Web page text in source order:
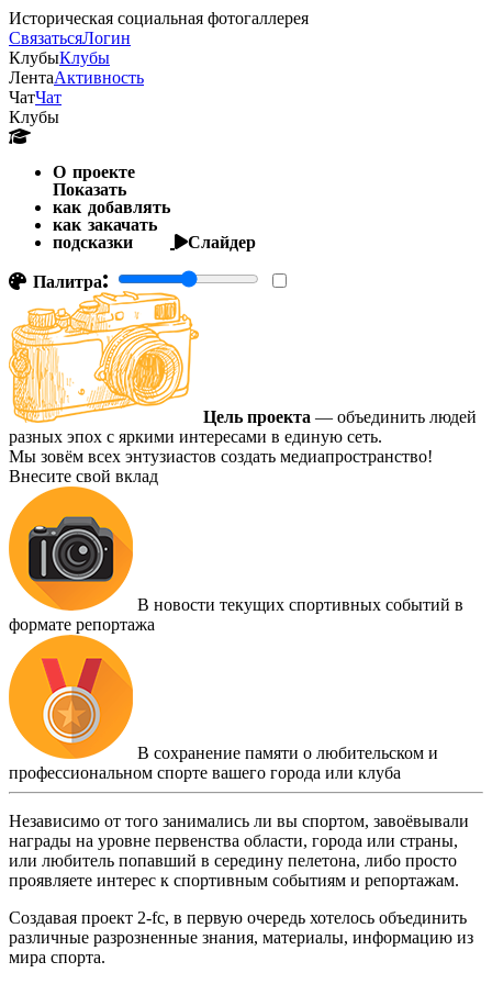
Историческая социальная фотогаллерея
СвязатьсяЛогин
КлубыКлубы
ЛентаАктивность
ЧатЧат
Клубы
О проекте
Показать
как добавлять
как закачать
подсказки
Слайдер
Палитра:
Цель проекта — объединить людей
разных эпох с яркими интересами в единую сеть.
Мы зовём всех энтузиастов создать медиапространство!
Внесите свой вклад
В новости текущих спортивных событий в
формате репортажа
В сохранение памяти о любительском и
профессиональном спорте вашего города или клуба
Независимо от того занимались ли вы спортом, завоёвывали
награды на уровне первенства области, города или страны,
или любитель попавший в середину пелетона, либо просто
проявляете интерес к спортивным событиям и репортажам.
Создавая проект 2-fc, в первую очередь хотелось объединить
различные разрозненные знания, материалы, информацию из
мира спорта.